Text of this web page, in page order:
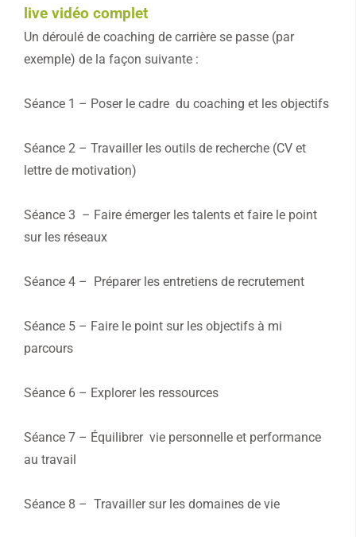
live vidéo complet
Un déroulé de coaching de carrière se passe (par
exemple) de la façon suivante :
Séance 1 – Poser le cadre du coaching et les objectifs
Séance 2 – Travailler les outils de recherche (CV et
lettre de motivation)
Séance 3 – Faire émerger les talents et faire le point
sur les réseaux
Séance 4 – Préparer les entretiens de recrutement
Séance 5 – Faire le point sur les objectifs à mi
parcours
Séance 6 – Explorer les ressources
Séance 7 – Équilibrer vie personnelle et performance
au travail
Séance 8 – Travailler sur les domaines de vie